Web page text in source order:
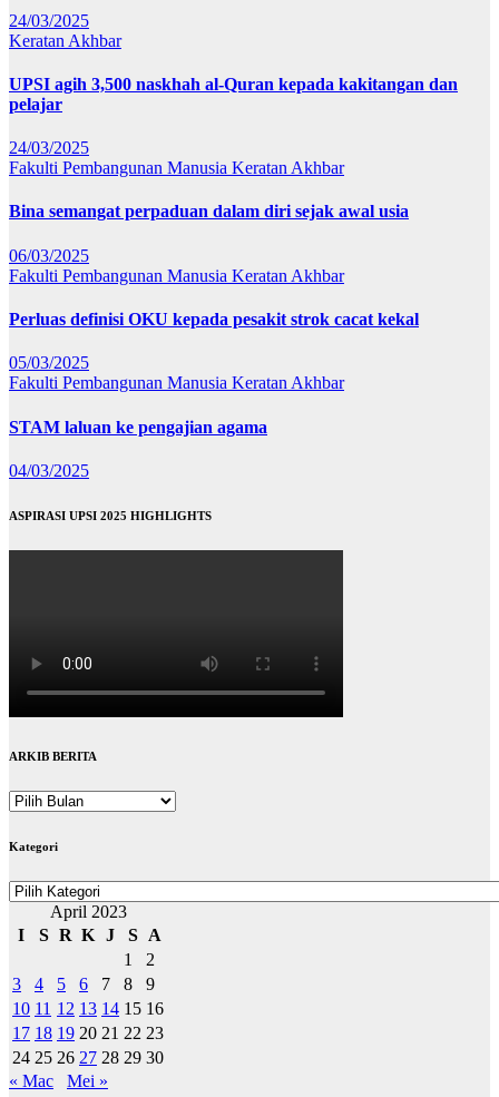
24/03/2025
Keratan Akhbar
UPSI agih 3,500 naskhah al-Quran kepada kakitangan dan
pelajar
24/03/2025
Fakulti Pembangunan Manusia Keratan Akhbar
Bina semangat perpaduan dalam diri sejak awal usia
06/03/2025
Fakulti Pembangunan Manusia Keratan Akhbar
Perluas definisi OKU kepada pesakit strok cacat kekal
05/03/2025
Fakulti Pembangunan Manusia Keratan Akhbar
STAM laluan ke pengajian agama
04/03/2025
ASPIRASI UPSI 2025 HIGHLIGHTS
ARKIB BERITA
ARKIB
Kategori
Kategori
April 2023
I
S R K J S
A
1
2
3
4 5 6 7 8
9
10 11 12 13 14 15 16
17 18 19 20 21 22 23
24 25 26 27 28 29 30
« Mac
Mei »